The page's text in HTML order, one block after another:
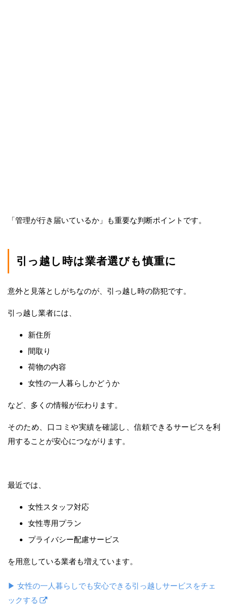
「管理が行き届いているか」も重要な判断ポイントです。
引っ越し時は業者選びも慎重に
意外と見落としがちなのが、引っ越し時の防犯です。
引っ越し業者には、
新住所
間取り
荷物の内容
女性の一人暮らしかどうか
など、多くの情報が伝わります。
そのため、口コミや実績を確認し、信頼できるサービスを利
用することが安心につながります。
最近では、
女性スタッフ対応
女性専用プラン
プライバシー配慮サービス
を用意している業者も増えています。
▶ 女性の一人暮らしでも安心できる引っ越しサービスをチェ
ックする